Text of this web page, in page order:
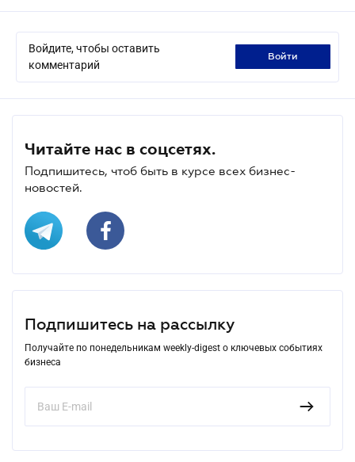
Войдите, чтобы оставить
комментарий
войти
Читайте нас в соцсетях.
Подпишитесь, чтоб быть в курсе всех бизнес-
новостей.
Подпишитесь на рассылку
Получайте по понедельникам weekly-digest о ключевых событиях
бизнеса